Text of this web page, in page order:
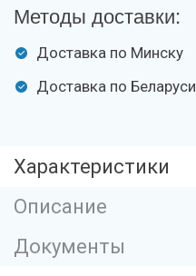
Методы доставки:
Доставка по Минску
Доставка по Беларуси
Характеристики
Описание
Документы